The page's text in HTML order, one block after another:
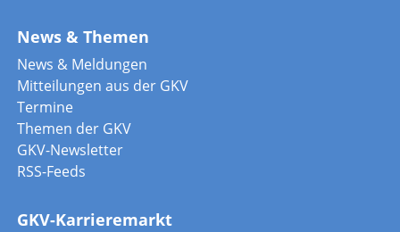
News & Themen
News & Meldungen
Mitteilungen aus der GKV
Termine
Themen der GKV
GKV-Newsletter
RSS-Feeds
GKV-Karrieremarkt